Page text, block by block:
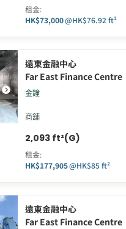
租金:
HK$73,000@HK$76.92 ft²
遠東金融中心
Far East Finance Centre
金鐘
商舖
2,093 ft²(G)
租金:
HK$177,905@HK$85 ft²
遠東金融中心
Far East Finance Centre